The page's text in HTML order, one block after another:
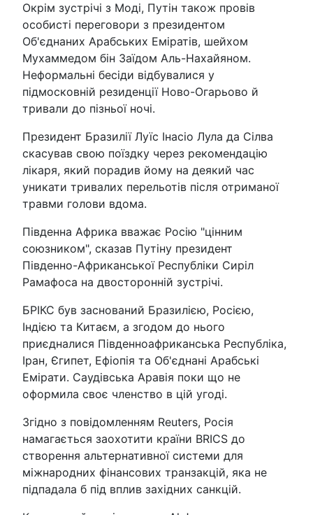
Окрім зустрічі з Моді, Путін також провів
особисті переговори з президентом
Об'єднаних Арабських Еміратів, шейхом
Мухаммедом бін Заїдом Аль-Нахайяном.
Неформальні бесіди відбувалися у
підмосковній резиденції Ново-Огарьово й
тривали до пізньої ночі.
Президент Бразилії Луїс Інасіо Лула да Сілва
скасував свою поїздку через рекомендацію
лікаря, який порадив йому на деякий час
уникати тривалих перельотів після отриманої
травми голови вдома.
Південна Африка вважає Росію "цінним
союзником", сказав Путіну президент
Південно-Африканської Республіки Сиріл
Рамафоса на двосторонній зустрічі.
БРІКС був заснований Бразилією, Росією,
Індією та Китаєм, а згодом до нього
приєдналися Південноафриканська Республіка,
Іран, Єгипет, Ефіопія та Об'єднані Арабські
Емірати. Саудівська Аравія поки що не
оформила своє членство в цій угоді.
Згідно з повідомленням Reuters, Росія
намагається заохотити країни BRICS до
створення альтернативної системи для
міжнародних фінансових транзакцій, яка не
підпадала б під вплив західних санкцій.